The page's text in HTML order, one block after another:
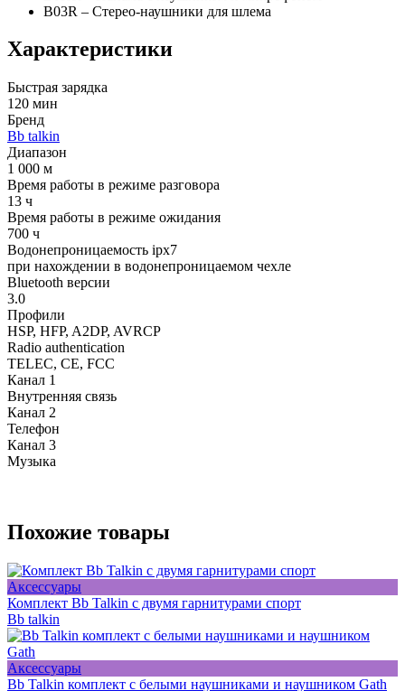
B03R – Стерео-наушники для шлема
Характеристики
Быстрая зарядка
120 мин
Бренд
Bb talkin
Диапазон
1 000 м
Время работы в режиме разговора
13 ч
Время работы в режиме ожидания
700 ч
Водонепроницаемость ipx7
при нахождении в водонепроницаемом чехле
Bluetooth версии
3.0
Профили
HSP, HFP, A2DP, AVRCP
Radio authentication
TELEC, CE, FCC
Канал 1
Внутренняя связь
Канал 2
Телефон
Канал 3
Музыка
Похожие товары
Аксессуары
Комплект Bb Talkin с двумя гарнитурами спорт
Bb talkin
Аксессуары
Bb Talkin комплект с белыми наушниками и наушником Gath